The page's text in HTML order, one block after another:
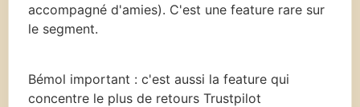
accompagné d'amies). C'est une feature rare sur
le segment.
Bémol important : c'est aussi la feature qui
concentre le plus de retours Trustpilot